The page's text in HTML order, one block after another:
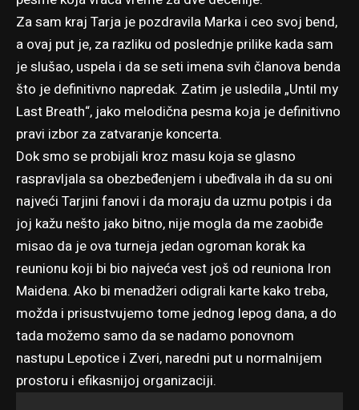
Za sam kraj Tarja je pozdravila Marka i ceo svoj bend,
a ovaj put je, za razliku od poslednje prilike kada sam
je slušao, uspela i da se seti imena svih članova benda
što je definitivno napredak. Zatim je usledila „Until my
Last Breath“, jako melodična pesma koja je definitivno
pravi izbor za zatvaranje koncerta.
Dok smo se probijali kroz masu koja se glasno
raspravljala sa obezbeđenjem i ubeđivala ih da su oni
najveći Tarjini fanovi i da moraju da uzmu potpis i da
joj kažu nešto jako bitno, nije mogla da me zaobiđe
misao da je ova turneja jedan ogroman korak ka
reunionu koji bi bio najveća vest još od reuniona Iron
Maidena. Ako bi menadžeri odigrali karte kako treba,
možda i prisustvujemo tome jednog lepog dana, a do
tada možemo samo da se nadamo ponovnom
nastupu Lepotice i Zveri, naredni put u normalnijem
prostoru i efikasnijoj organizaciji.